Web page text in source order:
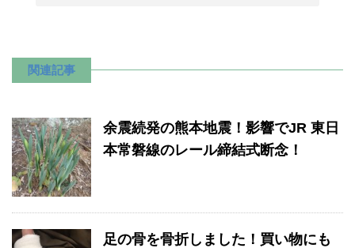
関連記事
余震続発の熊本地震！影響でJR 東日
本常磐線のレール締結式断念！
足の骨を骨折しました！買い物にも